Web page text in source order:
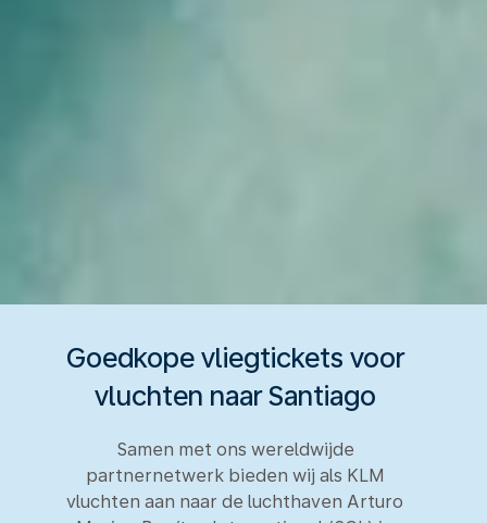
Goedkope vliegtickets voor
vluchten naar Santiago
Samen met ons wereldwijde
partnernetwerk bieden wij als KLM
vluchten aan naar de luchthaven Arturo